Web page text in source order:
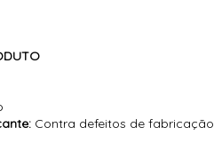
Contra defeitos de fabricação